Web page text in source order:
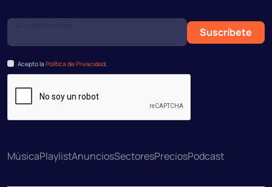
Su correo electrónico
Suscríbete
Acepto la Política de Privacidad.
MúsicaPlaylistAnunciosSectoresPreciosPodcast